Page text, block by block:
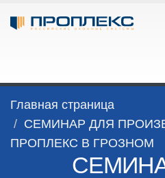
Главная страница
СЕМИНАР ДЛЯ
ПРОПЛЕКС В ГРОЗНОМ